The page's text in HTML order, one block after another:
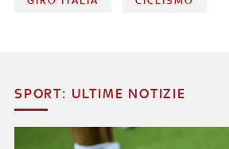
SPORT: ULTIME NOTIZIE